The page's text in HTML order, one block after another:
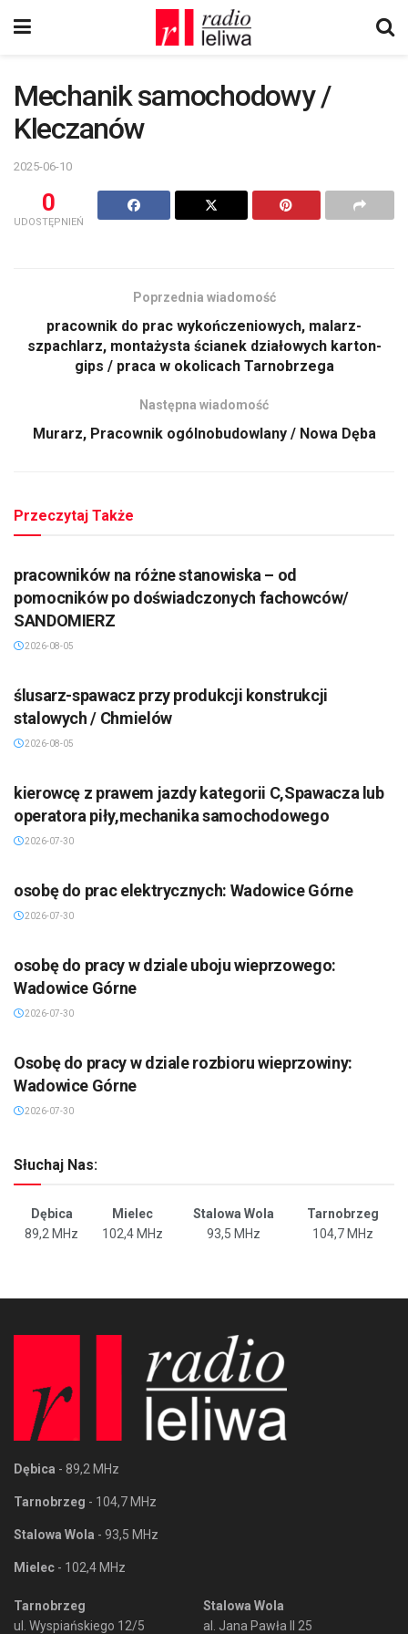
Mechanik samochodowy /
Kleczanów
2025-06-10
0
UDOSTĘPNIEŃ
Poprzednia wiadomość
pracownik do prac wykończeniowych, malarz-
szpachlarz, montażysta ścianek działowych karton-
gips / praca w okolicach Tarnobrzega
Następna wiadomość
Murarz, Pracownik ogólnobudowlany / Nowa Dęba
Przeczytaj Także
pracowników na różne stanowiska – od
pomocników po doświadczonych fachowców/
SANDOMIERZ
2026-08-05
ślusarz-spawacz przy produkcji konstrukcji
stalowych / Chmielów
2026-08-05
kierowcę z prawem jazdy kategorii C,Spawacza lub
operatora piły,mechanika samochodowego
2026-07-30
osobę do prac elektrycznych: Wadowice Górne
2026-07-30
osobę do pracy w dziale uboju wieprzowego:
Wadowice Górne
2026-07-30
Osobę do pracy w dziale rozbioru wieprzowiny:
Wadowice Górne
2026-07-30
Słuchaj Nas:
Dębica Mielec Stalowa Wola
Tarnobrzeg
89,2 MHz
102,4 MHz 93,5 MHz 104,7 MHz
Dębica - 89,2 MHz
Tarnobrzeg - 104,7 MHz
Stalowa Wola - 93,5 MHz
Mielec - 102,4 MHz
Tarnobrzeg
ul. Wyspiańskiego 12/5
Stalowa Wola
al. Jana Pawła II 25